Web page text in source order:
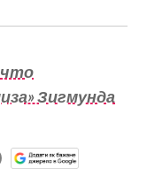
что
Зигмунда